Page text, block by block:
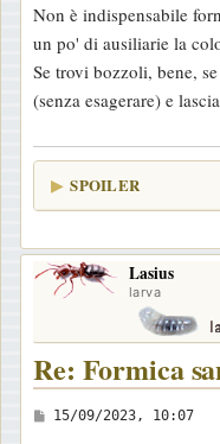
s
s
a
g
i
o
Non è indispensabile
un po' di ausiliarie la
Se trovi bozzoli, bene,
(senza esagerare) e
SPOILER
Lasius
larva
Re: Formica
M15/09/2023, 10:07